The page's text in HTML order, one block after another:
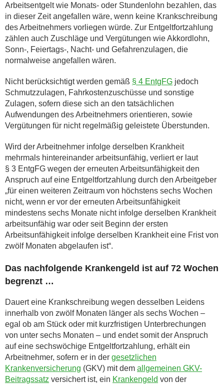
Arbeitsentgelt wie Monats- oder Stundenlohn bezahlen, das
in dieser Zeit angefallen wäre, wenn keine Krankschreibung
des Arbeitnehmers vorliegen würde. Zur Entgeltfortzahlung
zählen auch Zuschläge und Vergütungen wie Akkordlohn,
Sonn-, Feiertags-, Nacht- und Gefahrenzulagen, die
normalweise angefallen wären.
Nicht berücksichtigt werden gemäß § 4 EntgFG jedoch
Schmutzzulagen, Fahrkostenzuschüsse und sonstige
Zulagen, sofern diese sich an den tatsächlichen
Aufwendungen des Arbeitnehmers orientieren, sowie
Vergütungen für nicht regelmäßig geleistete Überstunden.
Wird der Arbeitnehmer infolge derselben Krankheit
mehrmals hintereinander arbeitsunfähig, verliert er laut
§ 3 EntgFG wegen der erneuten Arbeitsunfähigkeit den
Anspruch auf eine Entgeltfortzahlung durch den Arbeitgeber
„für einen weiteren Zeitraum von höchstens sechs Wochen
nicht, wenn er vor der erneuten Arbeitsunfähigkeit
mindestens sechs Monate nicht infolge derselben Krankheit
arbeitsunfähig war oder seit Beginn der ersten
Arbeitsunfähigkeit infolge derselben Krankheit eine Frist von
zwölf Monaten abgelaufen ist“.
Das nachfolgende Krankengeld ist auf 72 Wochen
begrenzt …
Dauert eine Krankschreibung wegen desselben Leidens
innerhalb von zwölf Monaten länger als sechs Wochen –
egal ob am Stück oder mit kurzfristigen Unterbrechungen
von unter sechs Monaten – und endet somit der Anspruch
auf eine sechswöchige Entgeltfortzahlung, erhält ein
Arbeitnehmer, sofern er in der gesetzlichen
Krankenversicherung (GKV) mit dem allgemeinen GKV-
Beitragssatz versichert ist, ein Krankengeld von der